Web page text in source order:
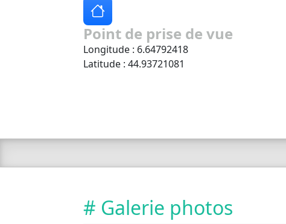
Point de prise de vue
Longitude : 6.64792418
Latitude : 44.93721081
# Galerie photos